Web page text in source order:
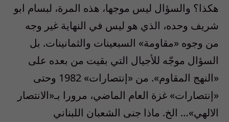
هكذا؟ والسؤال ليس موجها، هذه المرة، لبسام ابو
شريف وحده، الذي هو ليس في النهاية غير وجه
من وجوه «مقاومة» السبعينات والثمانينات. بل
السؤال موجّه للأجيال التي بقيت من بعده على
«النهج المقاوم». من «إنتصارات» 1982 وحتى
«إنتصارات» غزة العام الماضي، مرورا بـ«الانتصار
الالهي»… الخ. ماذا جنى الشعبان اللبناني